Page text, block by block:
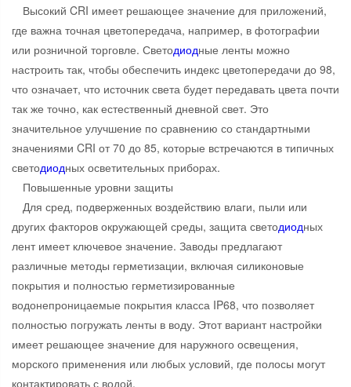
Высокий CRI имеет решающее значение для приложений,
где важна точная цветопередача, например, в фотографии
или розничной торговле. Светодиодные ленты можно
настроить так, чтобы обеспечить индекс цветопередачи до 98,
что означает, что источник света будет передавать цвета почти
так же точно, как естественный дневной свет. Это
значительное улучшение по сравнению со стандартными
значениями CRI от 70 до 85, которые встречаются в типичных
светодиодных осветительных приборах.
Повышенные уровни защиты
Для сред, подверженных воздействию влаги, пыли или
других факторов окружающей среды, защита светодиодных
лент имеет ключевое значение. Заводы предлагают
различные методы герметизации, включая силиконовые
покрытия и полностью герметизированные
водонепроницаемые покрытия класса IP68, что позволяет
полностью погружать ленты в воду. Этот вариант настройки
имеет решающее значение для наружного освещения,
морского применения или любых условий, где полосы могут
контактировать с водой.